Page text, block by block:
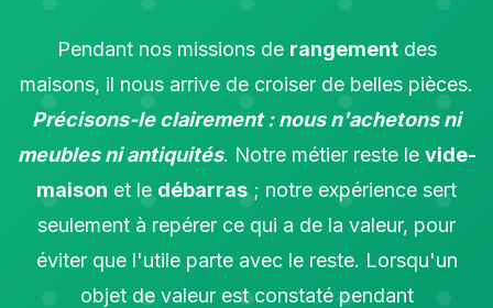
Pendant nos missions de rangementdes
maisons, il nous arrive de croiser de belles pièces.
Précisons-le clairement : nous n'achetons ni
meubles ni antiquités. Notre métier reste le vide-
maison et le débarras; notre expérience sert
seulement à repérer ce qui a de la valeur, pour
éviter que l'utile parte avec le reste. Lorsqu'un
objet de valeur est constaté pendant